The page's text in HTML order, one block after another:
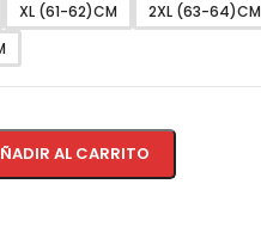
XL (61-62)CM
2XL (63-64)CM
AL CARRITO